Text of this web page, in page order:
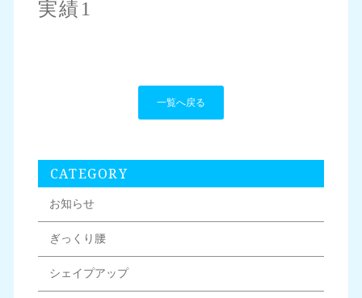
実績1
一覧へ戻る
CATEGORY
お知らせ
ぎっくり腰
シェイプアップ